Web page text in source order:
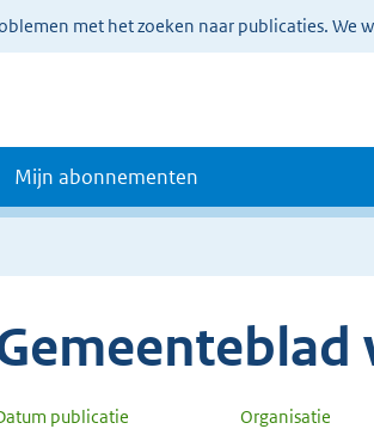
met het zoeken naar publicaties. We
Mijn abonnementen
publicatie Organisatie